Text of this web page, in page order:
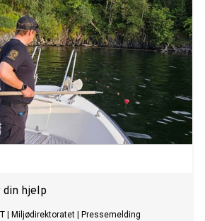
hjelp
Miljødirektoratet Pressemelding